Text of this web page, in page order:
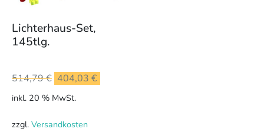
Lichterhaus-Set,
145tlg.
514,79€ Ursprünglicher
Preis
514,79 €
404,03 €
inkl. 20 % MwSt.
zzgl. Versandkosten